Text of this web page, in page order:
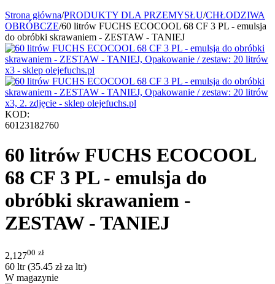
Strona główna/PRODUKTY DLA PRZEMYSŁU/CHŁODZIWA
OBRÓBCZE/60 litrów FUCHS ECOCOOL 68 CF 3 PL - emulsja
do obróbki skrawaniem - ZESTAW - TANIEJ
KOD:
60123182760
60 litrów FUCHS ECOCOOL
68 CF 3 PL - emulsja do
obróbki skrawaniem -
ZESTAW - TANIEJ
2,12700 zł
60 ltr (35.45 złza ltr)
W magazynie